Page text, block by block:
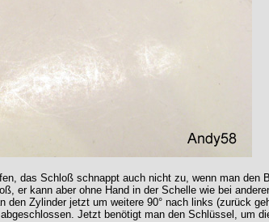
das Schloß schnappt auch nicht zu, wenn man
er kann aber ohne Hand in der Schelle wie bei
Zylinder jetzt um weitere 90° nach links (zurück
Jetzt benötigt man den Schlüssel, um